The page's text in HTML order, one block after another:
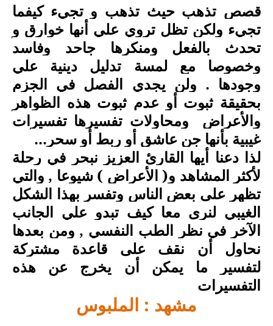
قصص تذهب حيث تذهب و تجيء كيفما
تجيء ولكن تظل تروي علي أنها خوارق و
تحدث بالفعل ومنكرها جاحد وفاسد
وخصوصا مع لمسة تدليل دينية علي
وجودها . ولن يجدي الفصل في الجزم
بحقيقة ثبوت أو عدم ثبوت هذه الظواهر
والأعراض
ومحاولات تفسيرها تفسيرات
غيبية بأنها جن عاشق أو ربط أو سحر ...
لذا دعنا أيها القارئ العزيز نبحر في رحلة
لأكثر المشاهد و( الأعراض ) شيوعا , والتي
تظهر على بعض الناس وتفسر بهذا الشكل
الغيبي لنرى معا كيف تبدو علي الجانب
الآخر في نظر الطب النفسي , ومن بعدها
نحاول أن نقف على قاعدة مشتركة
لتفسير ما يمكن أن يخرج عن هذه
التفسيرات
مشهد : الملبوس